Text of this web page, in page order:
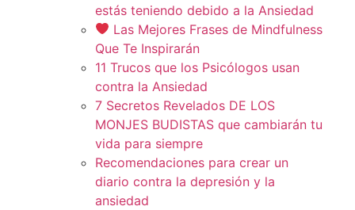
estás teniendo debido a la Ansiedad
Las Mejores Frases de Mindfulness
Que Te Inspirarán
11 Trucos que los Psicólogos usan
contra la Ansiedad
7 Secretos Revelados DE LOS
MONJES BUDISTAS que cambiarán tu
vida para siempre
Recomendaciones para crear un
diario contra la depresión y la
ansiedad